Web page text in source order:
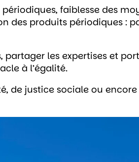
faiblesse des
produits périodiques :
partager les expertises
à l’égalité.
de justice sociale ou